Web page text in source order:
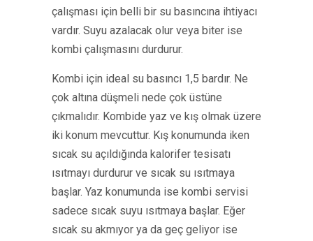
çalışması için belli bir su basıncına ihtiyacı
vardır. Suyu azalacak olur veya biter ise
kombi çalışmasını durdurur.
Kombi için ideal su basıncı 1,5 bardır. Ne
çok altına düşmeli nede çok üstüne
çıkmalıdır. Kombide yaz ve kış olmak üzere
iki konum mevcuttur. Kış konumunda iken
sıcak su açıldığında kalorifer tesisatı
ısıtmayı durdurur ve sıcak su ısıtmaya
başlar. Yaz konumunda ise kombi servisi
sadece sıcak suyu ısıtmaya başlar. Eğer
sıcak su akmıyor ya da geç geliyor ise